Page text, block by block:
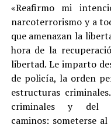
«Reafirmo mi
narcoterrorismo y a
que amenazan la
hora de la
libertad. Le imparto
de policía, la orden
estructuras
criminales y del
caminos: someterse